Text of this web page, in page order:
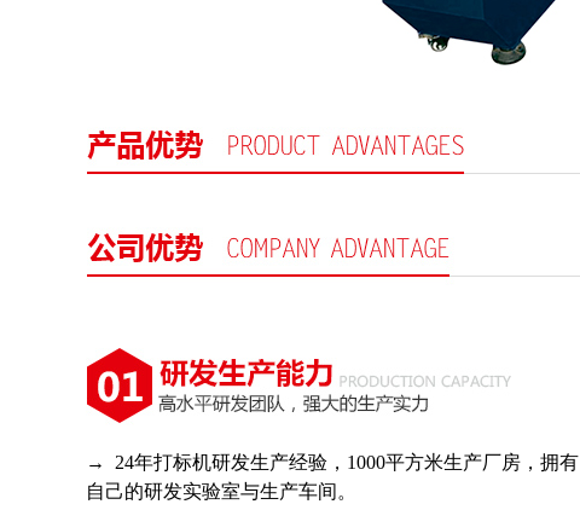
→ 24年打标机研发生产经验，1000平方米生产厂房，拥有
自己的研发实验室与生产车间。